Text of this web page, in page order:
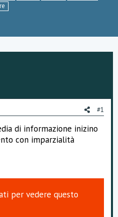
#1
di informazione inizino
con imparzialità
per vedere questo